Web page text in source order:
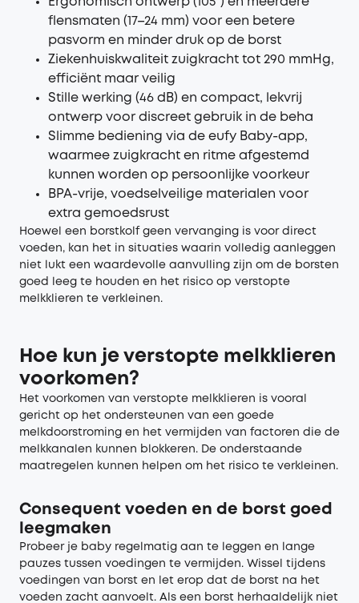
flensmaten (17–24 mm) voor een betere
pasvorm en minder druk op de borst
Ziekenhuiskwaliteit zuigkracht tot 290 mmHg,
efficiënt maar veilig
Stille werking (46 dB) en compact, lekvrij
ontwerp voor discreet gebruik in de beha
Slimme bediening via de eufy Baby-app,
waarmee zuigkracht en ritme afgestemd
kunnen worden op persoonlijke voorkeur
BPA-vrije, voedselveilige materialen voor
extra gemoedsrust
Hoewel een borstkolf geen vervanging is voor direct
voeden, kan het in situaties waarin volledig aanleggen
niet lukt een waardevolle aanvulling zijn om de borsten
goed leeg te houden en het risico op verstopte
melkklieren te verkleinen.
Hoe kun je verstopte melkklieren
voorkomen?
Het voorkomen van verstopte melkklieren is vooral
gericht op het ondersteunen van een goede
melkdoorstroming en het vermijden van factoren die de
melkkanalen kunnen blokkeren. De onderstaande
maatregelen kunnen helpen om het risico te verkleinen.
Consequent voeden en de borst goed
leegmaken
Probeer je baby regelmatig aan te leggen en lange
pauzes tussen voedingen te vermijden. Wissel tijdens
voedingen van borst en let erop dat de borst na het
voeden zacht aanvoelt. Als een borst herhaaldelijk niet